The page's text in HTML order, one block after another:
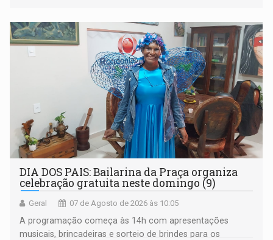
média do trabalhador
DIA DOS PAIS: Bailarina da Praça organiza
celebração gratuita neste domingo (9)
Geral 07 de Agosto de 2026 às 10:05
A programação começa às 14h com apresentações
musicais, brincadeiras e sorteio de brindes para os